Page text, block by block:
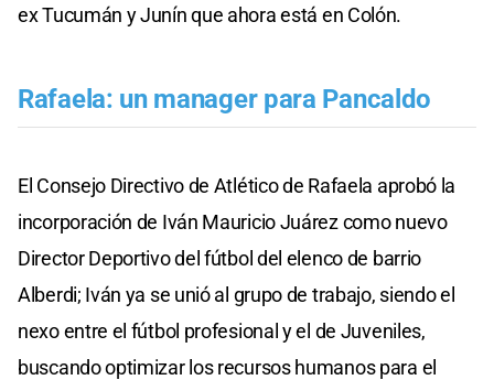
ex Tucumán y Junín que ahora está en Colón.
Rafaela: un manager para Pancaldo
El Consejo Directivo de Atlético de Rafaela aprobó la
incorporación de Iván Mauricio Juárez como nuevo
Director Deportivo del fútbol del elenco de barrio
Alberdi; Iván ya se unió al grupo de trabajo, siendo el
nexo entre el fútbol profesional y el de Juveniles,
buscando optimizar los recursos humanos para el